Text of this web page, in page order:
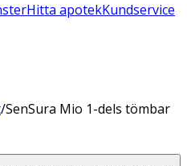
Hitta apotekKundservice
/SenSura Mio 1-dels tömbar